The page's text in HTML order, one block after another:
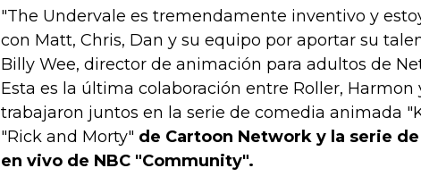
"The Undervale es tremendamente inventivo y
con Matt, Chris, Dan y su equipo por aportar su
Billy Wee, director de animación para adultos de
Esta es la última colaboración entre Roller, Harmon
trabajaron juntos en la serie de comedia animada
"Rick and Morty" de Cartoon Network y la serie
en vivo de NBC "Community".